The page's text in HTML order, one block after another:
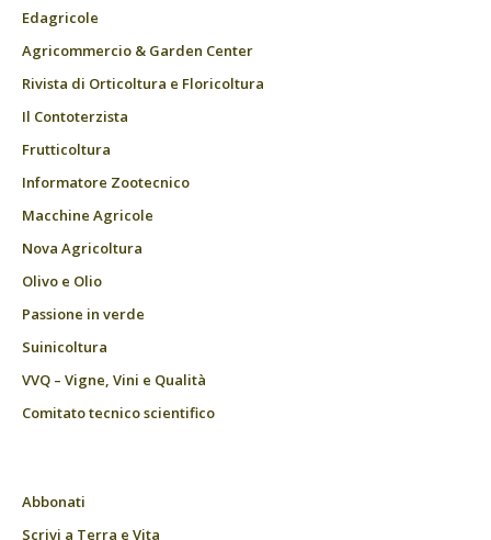
Edagricole
Agricommercio & Garden Center
Rivista di Orticoltura e Floricoltura
Il Contoterzista
Frutticoltura
Informatore Zootecnico
Macchine Agricole
Nova Agricoltura
Olivo e Olio
Passione in verde
Suinicoltura
VVQ – Vigne, Vini e Qualità
Comitato tecnico scientifico
Abbonati
Scrivi a Terra e Vita